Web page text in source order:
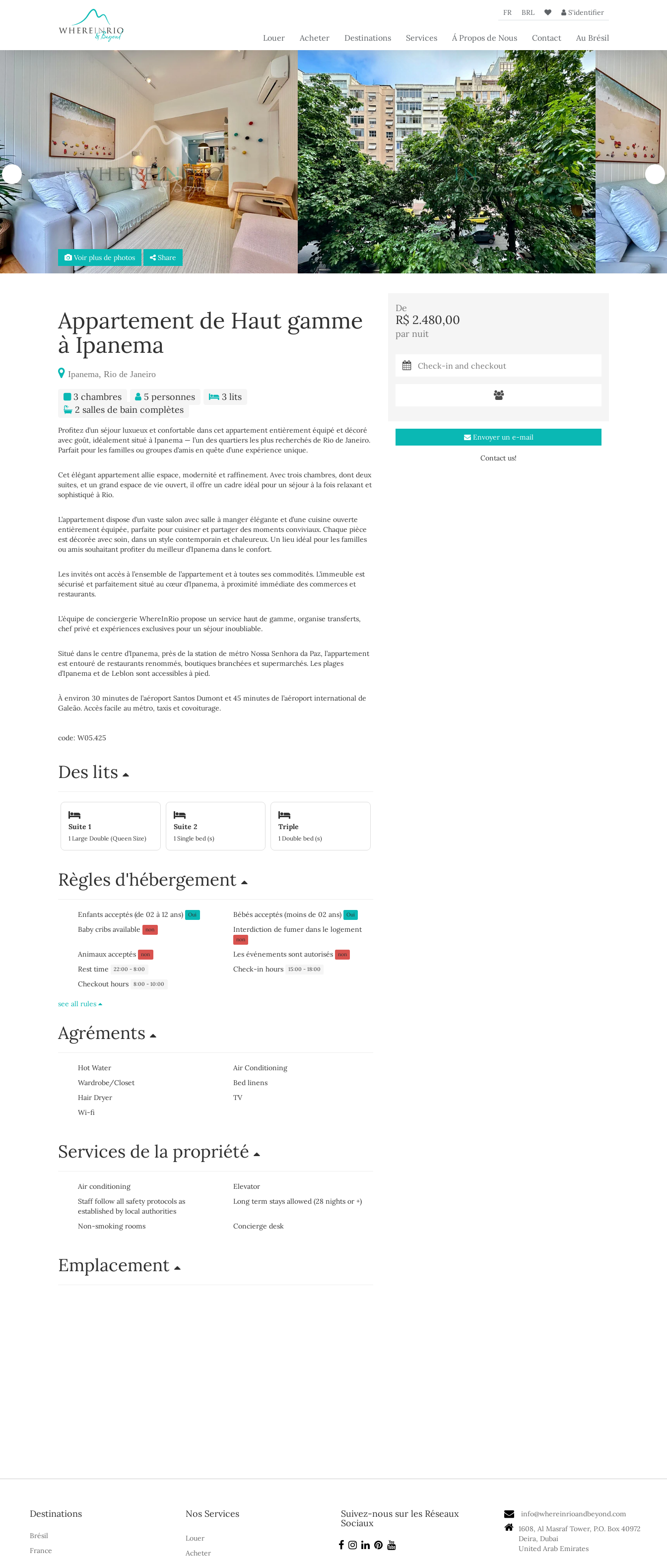
FR BRL S'identifier
Louer Acheter
Suisse
Portugal - à
venir
France - à
venir
Floride - à
venir
Destinations
Brésil
France
Portugal
Services
propriétaires
Á Propos de Nous
Nos partenaires
Les articles de
Beyond
Contact Au Brésil
Voir plus de photos Share
Appartement de Haut gamme
à Ipanema
Ipanema, Rio de Janeiro
3 chambres 5 personnes
3 lits
2 salles de bain complètes
Profitez d’un séjour luxueux et confortable dans cet appartement entièrement équipé et décoré
avec goût, idéalement situé à Ipanema — l’un des quartiers les plus recherchés de Rio de Janeiro.
Parfait pour les familles ou groupes d’amis en quête d’une expérience unique.
Cet élégant appartement allie espace, modernité et raffinement. Avec trois chambres, dont deux
suites, et un grand espace de vie ouvert, il offre un cadre idéal pour un séjour à la fois relaxant et
sophistiqué à Rio.
L’appartement dispose d’un vaste salon avec salle à manger élégante et d’une cuisine ouverte
entièrement équipée, parfaite pour cuisiner et partager des moments conviviaux. Chaque pièce
est décorée avec soin, dans un style contemporain et chaleureux. Un lieu idéal pour les familles
ou amis souhaitant profiter du meilleur d’Ipanema dans le confort.
Les invités ont accès à l’ensemble de l’appartement et à toutes ses commodités. L’immeuble est
sécurisé et parfaitement situé au cœur d’Ipanema, à proximité immédiate des commerces et
restaurants.
L’équipe de conciergerie WhereInRio propose un service haut de gamme, organise transferts,
chef privé et expériences exclusives pour un séjour inoubliable.
Situé dans le centre d’Ipanema, près de la station de métro Nossa Senhora da Paz, l’appartement
est entouré de restaurants renommés, boutiques branchées et supermarchés. Les plages
d’Ipanema et de Leblon sont accessibles à pied.
À environ 30 minutes de l’aéroport Santos Dumont et 45 minutes de l’aéroport international de
Galeão. Accès facile au métro, taxis et covoiturage.
code: W05.425
Des lits
Suite 1
1 Large Double (Queen Size)
Suite 2
1 Single bed (s)
Triple
1 Double bed (s)
Règles d'hébergement
Enfants acceptés (de 02 à 12 ans) Oui Bébés acceptés (moins de 02 ans) Oui
Baby cribs available non Interdiction de fumer dans le logement
non
Animaux acceptés non Les événements sont autorisés non
Rest time 22:00 - 8:00 Check-in hours 15:00 - 18:00
Checkout hours 8:00 - 10:00
see all rules
Agréments
Hot Water
Air Conditioning
Wardrobe/Closet
Bed linens
Hair Dryer
TV
Wi-fi
Services de la propriété
Air conditioning
Elevator
Staff follow all safety protocols as
established by local authorities
Long term stays allowed (28 nights or +)
Non-smoking rooms Concierge desk
Emplacement
De
R$ 2.480,00
par nuit
Envoyer un e-mail
Contact us!
Destinations
Brésil
France
Nos Services
Louer
Acheter
Suivez-nous sur les Réseaux
Sociaux
info@whereinrioandbeyond.com
1608, Al Masraf Tower, P.O. Box 40972
Deira, Dubai
United Arab Emirates